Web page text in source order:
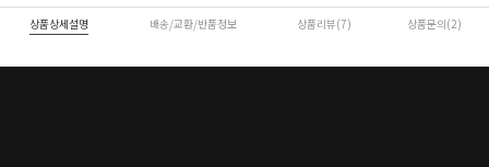
상품상세설명 배송/교환/반품정보 상품리뷰(7) 상품문의(2)